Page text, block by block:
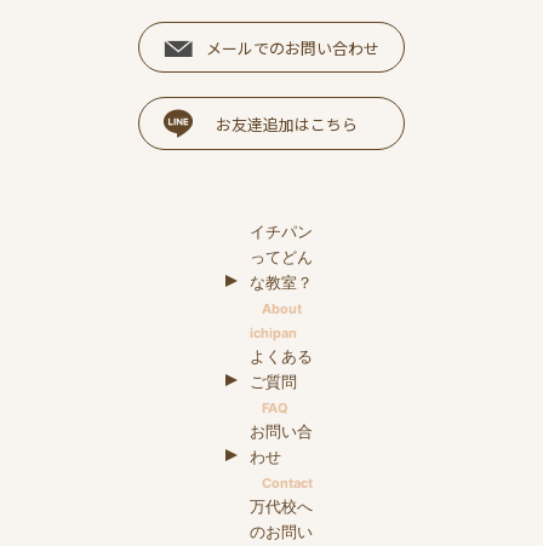
メールでのお問い合わせ
お友達追加はこちら
イチパン
ってどん
な教室？
About
ichipan
よくある
ご質問
FAQ
お問い合
わせ
Contact
万代校へ
のお問い